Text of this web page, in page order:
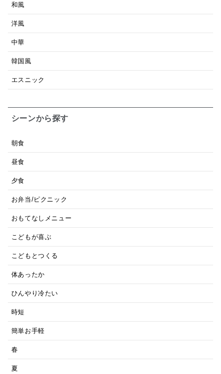
和風
洋風
中華
韓国風
エスニック
シーンから探す
朝食
昼食
夕食
お弁当/ピクニック
おもてなしメニュー
こどもが喜ぶ
こどもとつくる
体あったか
ひんやり冷たい
時短
簡単お手軽
春
夏